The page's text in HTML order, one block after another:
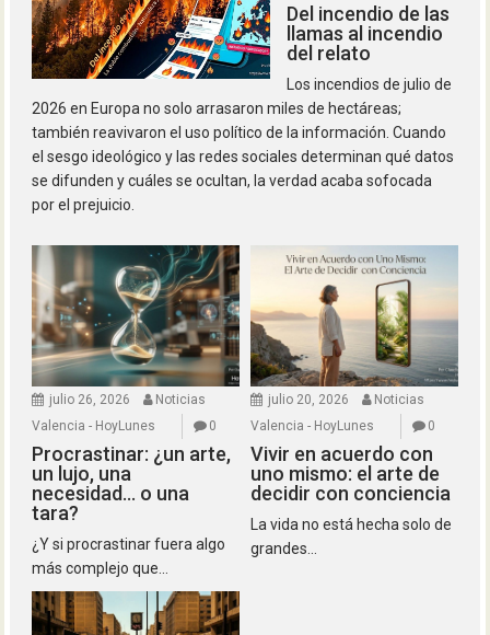
Del incendio de las
llamas al incendio
del relato
Los incendios de julio de
2026 en Europa no solo arrasaron miles de hectáreas;
también reavivaron el uso político de la información. Cuando
el sesgo ideológico y las redes sociales determinan qué datos
se difunden y cuáles se ocultan, la verdad acaba sofocada
por el prejuicio.
julio 26, 2026
Noticias
Valencia - HoyLunes
0
Procrastinar: ¿un arte,
un lujo, una
necesidad… o una
tara?
¿Y si procrastinar fuera algo
más complejo que...
julio 20, 2026
Noticias
Valencia - HoyLunes
0
Vivir en acuerdo con
uno mismo: el arte de
decidir con conciencia
La vida no está hecha solo de
grandes...